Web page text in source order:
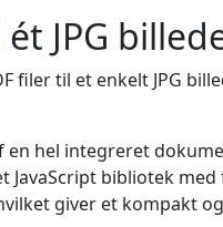
JPG
filer til et enkelt JPG
en hel integreret
JavaScript bibliotek
giver et kompakt